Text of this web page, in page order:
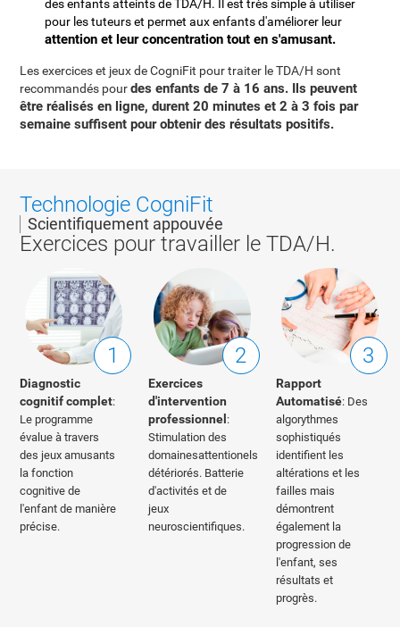
des enfants atteints de TDA/H. Il est très simple à utiliser
pour les tuteurs et permet aux enfants d'améliorer leur
attention et leur concentration tout en s'amusant.
Les exercices et jeux de CogniFit pour traiter le TDA/H sont
recommandés pourdes enfants de 7 à 16 ans. Ils peuvent
être réalisés en ligne, durent 20 minutes et 2 à 3 fois par
semaine suffisent pour obtenir des résultats positifs.
Technologie CogniFit
Scientifiquement appouvée
Exercices pour travailler le TDA/H.
1
Diagnostic
cognitif complet:
Le programme
évalue à travers
des jeux amusants
la fonction
cognitive de
l'enfant de manière
précise.
2
Exercices
d'intervention
professionnel :
Stimulation des
domainesattentionels
détériorés. Batterie
d'activités et de
jeux
neuroscientifiques.
3
Rapport
Automatisé: Des
algorythmes
sophistiqués
identifient les
altérations et les
failles mais
démontrent
également la
progression de
l'enfant, ses
résultats et
progrès.